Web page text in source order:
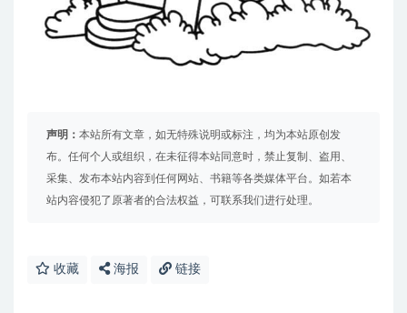
声明： 本站所有文章，如无特殊说明或标注，均为本站原创发
布。任何个人或组织，在未征得本站同意时，禁止复制、盗用、
采集、发布本站内容到任何网站、书籍等各类媒体平台。如若本
站内容侵犯了原著者的合法权益，可联系我们进行处理。
收藏 海报 链接